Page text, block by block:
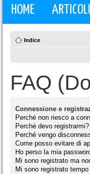
HOME ARTICOLI
Indice
FAQ
Connessione e
Perché non riesco a
Perché devo registrarmi?
Perché vengo
Come posso evitare di
Ho perso la mia
Mi sono registrato ma
Mi sono registrato